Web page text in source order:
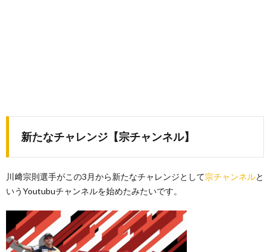
新たなチャレンジ【宗チャンネル】
川﨑宗則選手がこの3月から新たなチャレンジとして宗チャンネルと
いうYoutubuチャンネルを始めたみたいです。